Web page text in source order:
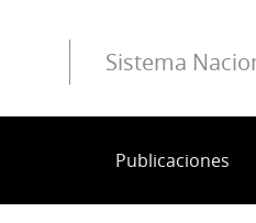
Sistema
Publicaciones